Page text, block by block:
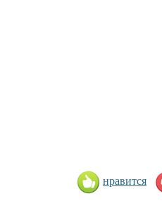
нравится